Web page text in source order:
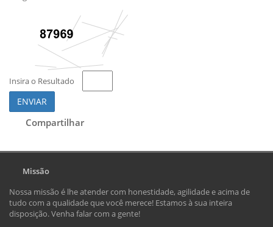
Insira o Resultado
ENVIAR
Compartilhar
Missão
Nossa missão é lhe atender com honestidade, agilidade e acima de
tudo com a qualidade que você merece! Estamos à sua inteira
disposição. Venha falar com a gente!